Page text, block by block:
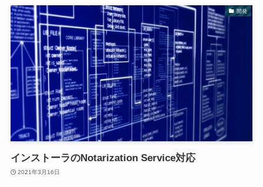
開発
インストーラのNotarization Service対応
2021年3月16日